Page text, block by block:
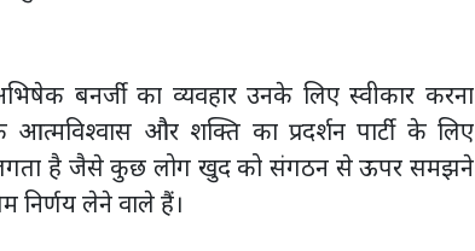
बनर्जी का व्यवहार उनके लिए स्वीकार करना
और शक्ति का प्रदर्शन पार्टी के लिए
लगता है जैसे कुछ लोग खुद को संगठन से ऊपर समझने
निर्णय लेने वाले हैं।